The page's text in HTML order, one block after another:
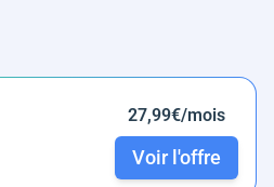
27,99€/mois
Voir l'offre